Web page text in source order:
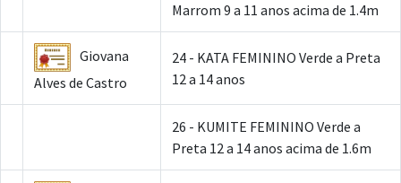
Marrom 9 a 11 anos acima de 1.4m
Giovana
Alves de Castro
24 - KATA FEMININO Verde a Preta
12 a 14 anos
26 - KUMITE FEMININO Verde a
Preta 12 a 14 anos acima de 1.6m